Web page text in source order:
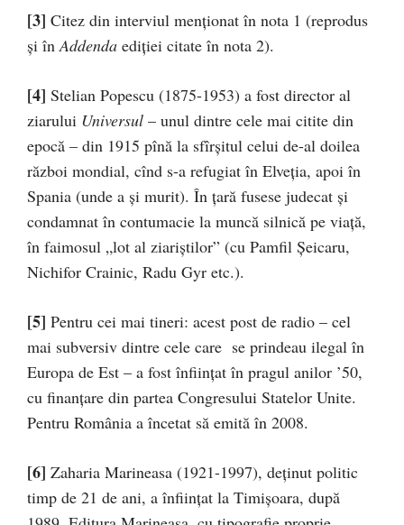
[3] Citez din interviul menționat în nota 1 (reprodus
și înAddenda ediției citate în nota 2).
[4] Stelian Popescu (1875-1953) a fost director al
ziarului Universul – unul dintre cele mai citite din
epocă – din 1915 pînă la sfîrșitul celui de-al doilea
război mondial, cînd s-a refugiat în Elveția, apoi în
Spania (unde a și murit). În țară fusese judecat și
condamnat în contumacie la muncă silnică pe viață,
în faimosul „lot al ziariștilor” (cu Pamfil Șeicaru,
Nichifor Crainic, Radu Gyr etc.).
[5] Pentru cei mai tineri: acest post de radio – cel
mai subversiv dintre cele care se prindeau ilegal în
Europa de Est – a fost înființat în pragul anilor ’50,
cu finanțare din partea Congresului Statelor Unite.
Pentru România a încetat să emită în 2008.
[6] Zaharia Marineasa (1921-1997), deținut politic
timp de 21 de ani, a înființat la Timișoara, după